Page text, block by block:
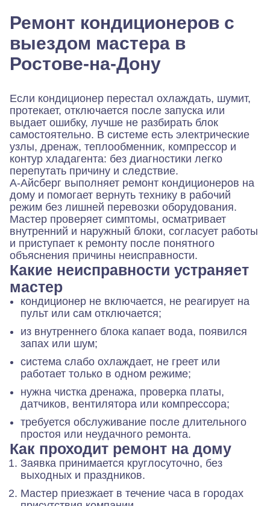
Ремонт кондиционеров с
выездом мастера в
Ростове-на-Дону
Если кондиционер перестал охлаждать, шумит,
протекает, отключается после запуска или
выдает ошибку, лучше не разбирать блок
самостоятельно. В системе есть электрические
узлы, дренаж, теплообменник, компрессор и
контур хладагента: без диагностики легко
перепутать причину и следствие.
А-Айсберг выполняет ремонт кондиционеров на
дому и помогает вернуть технику в рабочий
режим без лишней перевозки оборудования.
Мастер проверяет симптомы, осматривает
внутренний и наружный блоки, согласует работы
и приступает к ремонту после понятного
объяснения причины неисправности.
Какие неисправности устраняет
мастер
кондиционер не включается, не реагирует на
пульт или сам отключается;
из внутреннего блока капает вода, появился
запах или шум;
система слабо охлаждает, не греет или
работает только в одном режиме;
нужна чистка дренажа, проверка платы,
датчиков, вентилятора или компрессора;
требуется обслуживание после длительного
простоя или неудачного ремонта.
Как проходит ремонт на дому
Заявка принимается круглосуточно, без
выходных и праздников.
Мастер приезжает в течение часа в городах